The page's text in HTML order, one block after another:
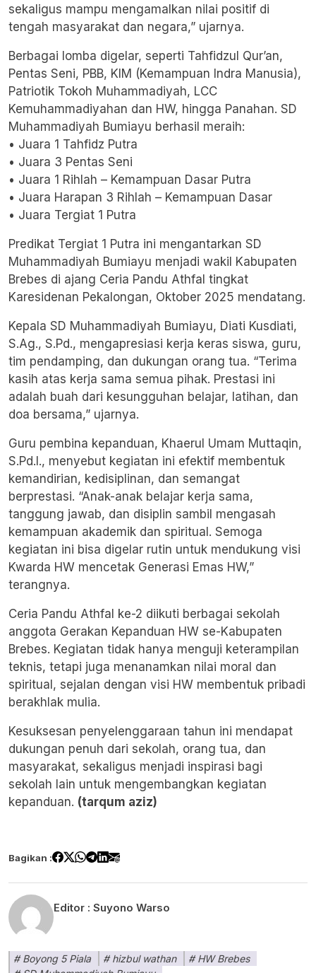
sekaligus mampu mengamalkan nilai positif di
tengah masyarakat dan negara,” ujarnya.
Berbagai lomba digelar, seperti Tahfidzul Qur’an,
Pentas Seni, PBB, KIM (Kemampuan Indra Manusia),
Patriotik Tokoh Muhammadiyah, LCC
Kemuhammadiyahan dan HW, hingga Panahan. SD
Muhammadiyah Bumiayu berhasil meraih:
• Juara 1 Tahfidz Putra
• Juara 3 Pentas Seni
• Juara 1 Rihlah – Kemampuan Dasar Putra
• Juara Harapan 3 Rihlah – Kemampuan Dasar
• Juara Tergiat 1 Putra
Predikat Tergiat 1 Putra ini mengantarkan SD
Muhammadiyah Bumiayu menjadi wakil Kabupaten
Brebes di ajang Ceria Pandu Athfal tingkat
Karesidenan Pekalongan, Oktober 2025 mendatang.
Kepala SD Muhammadiyah Bumiayu, Diati Kusdiati,
S.Ag., S.Pd., mengapresiasi kerja keras siswa, guru,
tim pendamping, dan dukungan orang tua. “Terima
kasih atas kerja sama semua pihak. Prestasi ini
adalah buah dari kesungguhan belajar, latihan, dan
doa bersama,” ujarnya.
Guru pembina kepanduan, Khaerul Umam Muttaqin,
S.Pd.I., menyebut kegiatan ini efektif membentuk
kemandirian, kedisiplinan, dan semangat
berprestasi. “Anak-anak belajar kerja sama,
tanggung jawab, dan disiplin sambil mengasah
kemampuan akademik dan spiritual. Semoga
kegiatan ini bisa digelar rutin untuk mendukung visi
Kwarda HW mencetak Generasi Emas HW,”
terangnya.
Ceria Pandu Athfal ke-2 diikuti berbagai sekolah
anggota Gerakan Kepanduan HW se-Kabupaten
Brebes. Kegiatan tidak hanya menguji keterampilan
teknis, tetapi juga menanamkan nilai moral dan
spiritual, sejalan dengan visi HW membentuk pribadi
berakhlak mulia.
Kesuksesan penyelenggaraan tahun ini mendapat
dukungan penuh dari sekolah, orang tua, dan
masyarakat, sekaligus menjadi inspirasi bagi
sekolah lain untuk mengembangkan kegiatan
kepanduan. (tarqum aziz)
Bagikan :
Editor : Suyono Warso
Boyong 5 Piala hizbul wathan
HW Brebes